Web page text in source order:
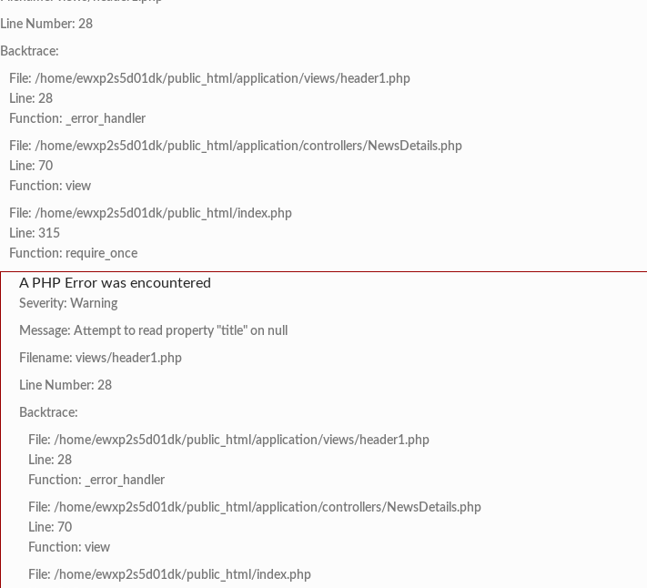
Line Number: 28
Backtrace:
File: /home/ewxp2s5d01dk/public_html/application/views/header1.php
Line: 28
Function: _error_handler
File: /home/ewxp2s5d01dk/public_html/application/controllers/NewsDetails.php
Line: 70
Function: view
File: /home/ewxp2s5d01dk/public_html/index.php
Line: 315
Function: require_once
A PHP Error was encountered
Severity: Warning
Message: Attempt to read property "title" on null
Filename: views/header1.php
Line Number: 28
Backtrace:
File: /home/ewxp2s5d01dk/public_html/application/views/header1.php
Line: 28
Function: _error_handler
File: /home/ewxp2s5d01dk/public_html/application/controllers/NewsDetails.php
Line: 70
Function: view
File: /home/ewxp2s5d01dk/public_html/index.php